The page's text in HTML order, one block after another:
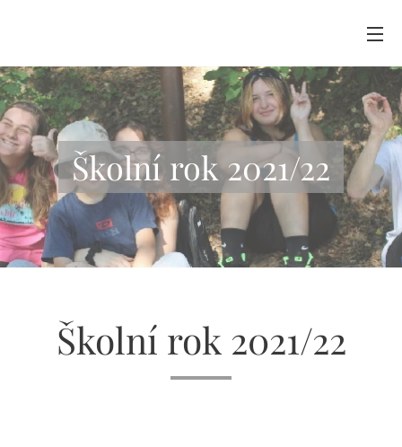
Školní rok 2021/22
Školní rok 2021/22